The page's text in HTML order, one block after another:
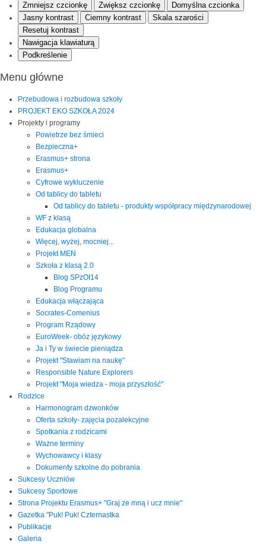
Zmniejsz czcionkę Zwiększ czcionkę
Domyślna czcionka
Jasny kontrast
Ciemny kontrast
Skala szarości
Resetuj kontrast
Nawigacja klawiaturą
Podkreślenie
Menu główne
Przebudowa i rozbudowa szkoły
PROJEKT EKO SZKOŁA 2024
Projekty i programy
Powietrze bez śmieci
Bezpieczna+
Erasmus+ strona
Erasmus+
Cyfrowe wykluczenie
Od tablicy do tabletu
Od tablicy do tabletu - produkty współpracy międzynarodowej
WF z klasą
Edukacja globalna
Więcej, wyżej, mocniej...
Projekt MEN
Szkoła z klasą 2.0
Blog SPzOI14
Blog Programu
Edukacja włączająca
Socrates-Comenius
Program Rządowy
EuroWeek- obóz językowy
Ja i Ty w świecie pieniądza
Projekt "Stawiam na naukę"
Responsible Nature Explorers
Projekt "Moja wiedza - moja przyszłość"
Rodzice
Harmonogram dzwonków
Oferta szkoły- zajęcia pozalekcyjne
Spotkania z rodzicami
Ważne terminy
Wychowawcy i klasy
Dokumenty szkolne do pobrania
Sukcesy Uczniów
Sukcesy Sportowe
Strona Projektu Erasmus+ "Graj ze mną i ucz mnie"
Gazetka "Puk! Puk! Czternastka
Publikacje
Galeria